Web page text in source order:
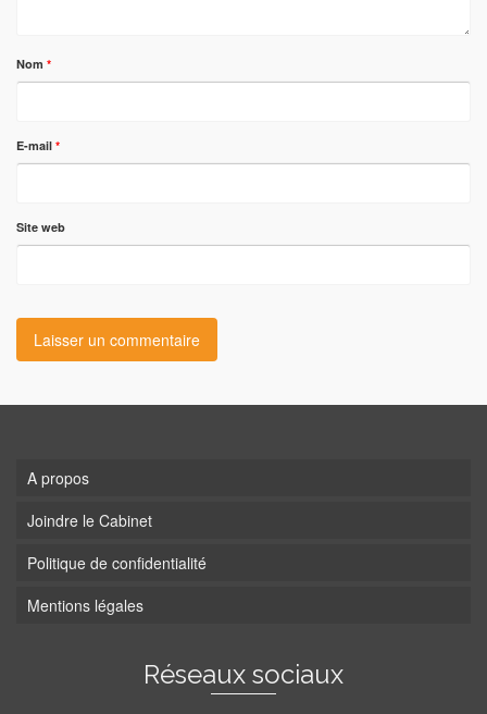
Nom *
E-mail *
Site web
A propos
Joindre le Cabinet
Politique de confidentialité
Mentions légales
Réseaux sociaux